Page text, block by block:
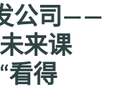
公司——
来课
看得